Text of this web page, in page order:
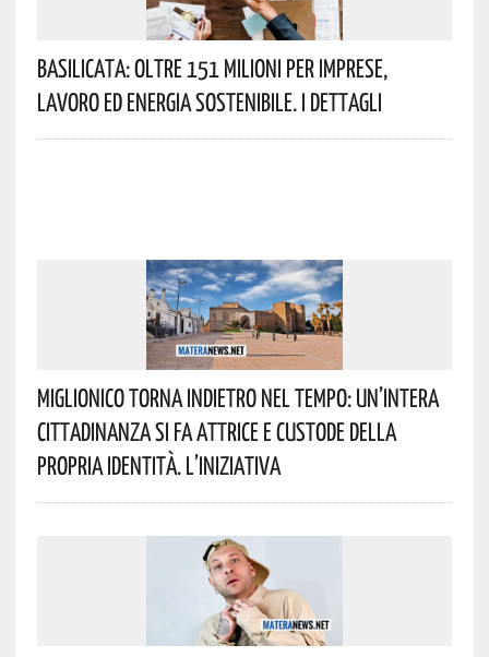
Basilicata: Oltre 151 Milioni Per Imprese,
Lavoro Ed Energia Sostenibile. I Dettagli
Miglionico Torna Indietro Nel Tempo: Un’intera
Cittadinanza Si Fa Attrice E Custode Della
Propria Identità. L’iniziativa